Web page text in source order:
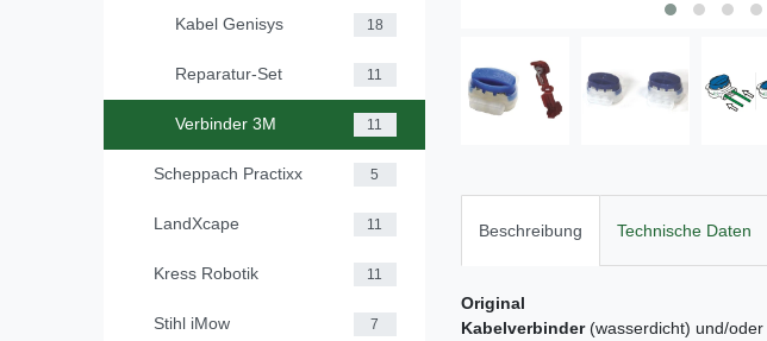
Kabel Genisys 18
Reparatur-Set 11
Verbinder 3M 11
Scheppach Practixx 5
LandXcape 11
Kress Robotik 11
Stihl iMow 7
Beschreibung Technische Daten
Original
Kabelverbinder(wasserdicht) und/oder